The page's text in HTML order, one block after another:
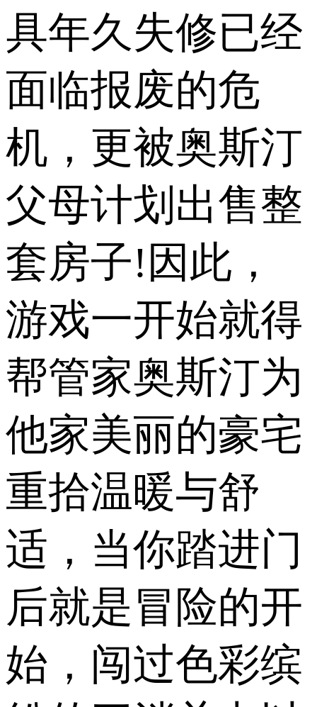
具年久失修已经
面临报废的危
机，更被奥斯汀
父母计划出售整
套房子!因此，
游戏一开始就得
帮管家奥斯汀为
他家美丽的豪宅
重拾温暖与舒
适，当你踏进门
后就是冒险的开
始，闯过色彩缤